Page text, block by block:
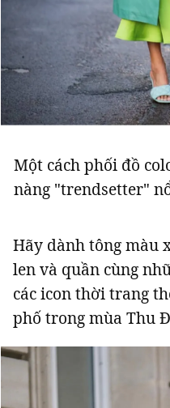
Một cách phối đồ
nàng "trendsetter"
Hãy dành tông màu
len và quần cùng
các icon thời trang
phố trong mùa Thu